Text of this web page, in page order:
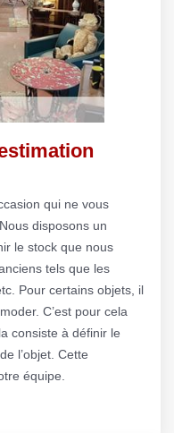
qui ne vous
disposons un
le stock que nous
tels que les
Pour certains objets, il
C’est pour cela
consiste à définir le
l’objet. Cette
équipe.